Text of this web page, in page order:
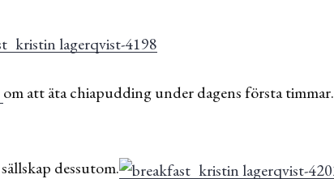
om att äta chiapudding under dagens första timmar.
dessutom.